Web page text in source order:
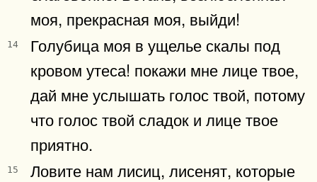
моя, прекрасная моя, выйди!
14
Голубица моя в ущелье скалы под
кровом утеса! покажи мне лице твое,
дай мне услышать голос твой, потому
что голос твой сладок и лице твое
приятно.
15
Ловите нам лисиц, лисенят, которые